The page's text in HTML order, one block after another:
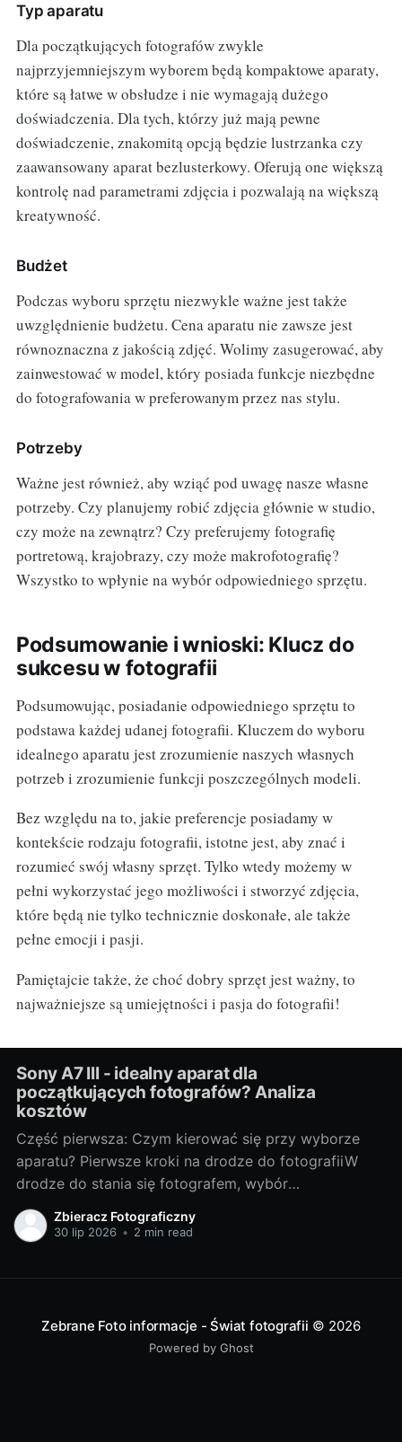
Typ aparatu
Dla początkujących fotografów zwykle
najprzyjemniejszym wyborem będą kompaktowe aparaty,
które są łatwe w obsłudze i nie wymagają dużego
doświadczenia. Dla tych, którzy już mają pewne
doświadczenie, znakomitą opcją będzie lustrzanka czy
zaawansowany aparat bezlusterkowy. Oferują one większą
kontrolę nad parametrami zdjęcia i pozwalają na większą
kreatywność.
Budżet
Podczas wyboru sprzętu niezwykle ważne jest także
uwzględnienie budżetu. Cena aparatu nie zawsze jest
równoznaczna z jakością zdjęć. Wolimy zasugerować, aby
zainwestować w model, który posiada funkcje niezbędne
do fotografowania w preferowanym przez nas stylu.
Potrzeby
Ważne jest również, aby wziąć pod uwagę nasze własne
potrzeby. Czy planujemy robić zdjęcia głównie w studio,
czy może na zewnątrz? Czy preferujemy fotografię
portretową, krajobrazy, czy może makrofotografię?
Wszystko to wpłynie na wybór odpowiedniego sprzętu.
Podsumowanie i wnioski: Klucz do
sukcesu w fotografii
Podsumowując, posiadanie odpowiedniego sprzętu to
podstawa każdej udanej fotografii. Kluczem do wyboru
idealnego aparatu jest zrozumienie naszych własnych
potrzeb i zrozumienie funkcji poszczególnych modeli.
Bez względu na to, jakie preferencje posiadamy w
kontekście rodzaju fotografii, istotne jest, aby znać i
rozumieć swój własny sprzęt. Tylko wtedy możemy w
pełni wykorzystać jego możliwości i stworzyć zdjęcia,
które będą nie tylko technicznie doskonałe, ale także
pełne emocji i pasji.
Pamiętajcie także, że choć dobry sprzęt jest ważny, to
najważniejsze są umiejętności i pasja do fotografii!
Sony A7 III - idealny aparat dla
początkujących fotografów? Analiza
kosztów
Część pierwsza: Czym kierować się przy wyborze
aparatu? Pierwsze kroki na drodze do fotografiiW
drodze do stania się fotografem, wybór
odpowiedniego sprzętu jest jednym z
najważniejszych kroków. Bez względu na to, czy
Zbieracz Fotograficzny
30 lip 2026 • 2 min read
Zebrane Foto informacje - Świat fotografii © 2026
Powered by Ghost